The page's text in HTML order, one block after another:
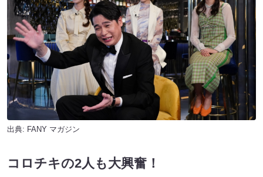
出典: FANY マガジン
コロチキの2人も大興奮！